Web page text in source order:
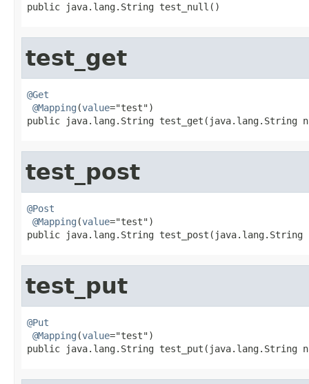
public java.lang.String test_null()
test_get
@Get
@Mapping (value="test")
public java.lang.String test_get(java.lang.String
test_post
@Post
@Mapping (value="test")
public java.lang.String test_post(java.lang.String
test_put
@Put
@Mapping (value="test")
public java.lang.String test_put(java.lang.String